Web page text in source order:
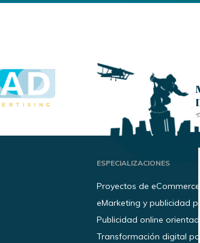
ESPECIALIZACIONES
Proyectos de eCommerce
eMarketing y publicidad
Publicidad online
Transformación digital